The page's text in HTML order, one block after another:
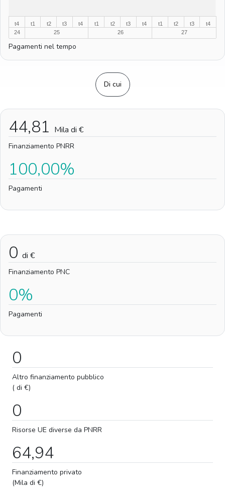
t4
24
t1
25
t2 t3 t4
t1
26
t2 t3 t4
t1
27
t2 t3 t4
Pagamenti nel tempo
Di cui
44,81 Mila di €
Finanziamento PNRR
100,00%
Pagamenti
0 di €
Finanziamento PNC
0%
Pagamenti
0
Altro finanziamento pubblico
( di €)
0
Risorse UE diverse da PNRR
64,94
Finanziamento privato
(Mila di €)